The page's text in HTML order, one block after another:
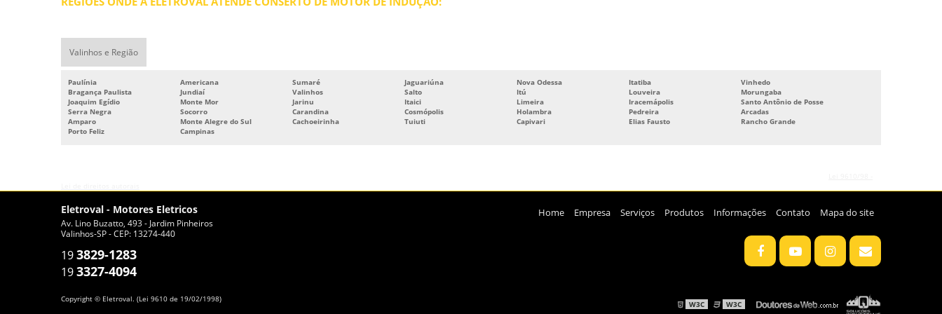
REBOBINAMENTO DE MOTORES SP
REPARO DE MOTORES ELÉTRICOS
SERVIÇOS DE BOMBAS
Valinhos e Região
Paulínia Americana Sumaré Jaguariúna Nova Odessa Itatiba
Vinhedo
Bragança Paulista
Jundiaí Valinhos Salto Itú Louveira
Morungaba
Joaquim Egídio
Monte Mor Jarinu Itaici Limeira Iracemápolis
Santo Antônio de Posse
Serra Negra
Socorro Carandina Cosmópolis Holambra Pedreira
Arcadas
Amparo
Monte Alegre do Sul Cachoeirinha Tuiuti Capivari Elias Fausto
Rancho Grande
Porto Feliz
Campinas
Eletroval - Motores Eletricos
Av. Lino Buzatto, 493 - Jardim Pinheiros
Valinhos-SP - CEP: 13274-440
193829-1283
193327-4094
Home Empresa Serviços Produtos Informações Contato Mapa do site
Copyright © Eletroval. (Lei 9610 de 19/02/1998)
W3C W3C